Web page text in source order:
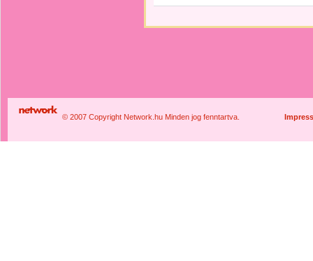
© 2007 Copyright Network.hu Minden jog fenntartva.